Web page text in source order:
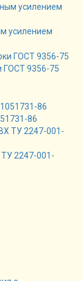
усилением
ГОСТ 9356-75
86
2247-001-